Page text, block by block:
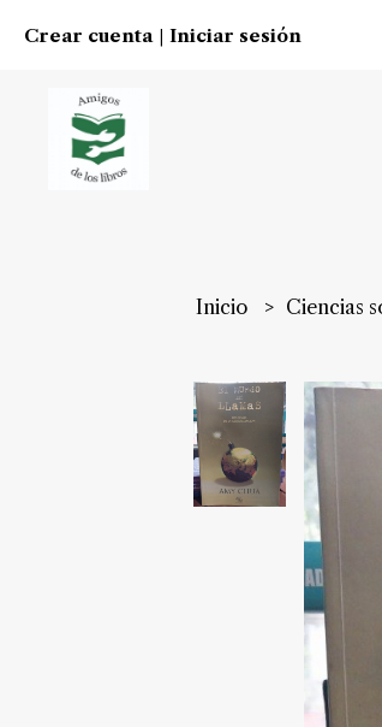
Crear cuenta Iniciar sesión
Inicio Ciencias